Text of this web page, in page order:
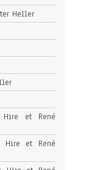
Heller
et René
Hire et René